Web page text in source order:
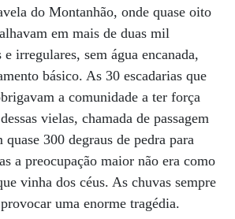
do Montanhão, onde quase oito
em mais de duas mil
irregulares, sem água encanada,
básico. As 30 escadarias que
a comunidade a ter força
vielas, chamada de passagem
quase 300 degraus de pedra para
a preocupação maior não era como
vinha dos céus. As chuvas sempre
uma enorme tragédia.